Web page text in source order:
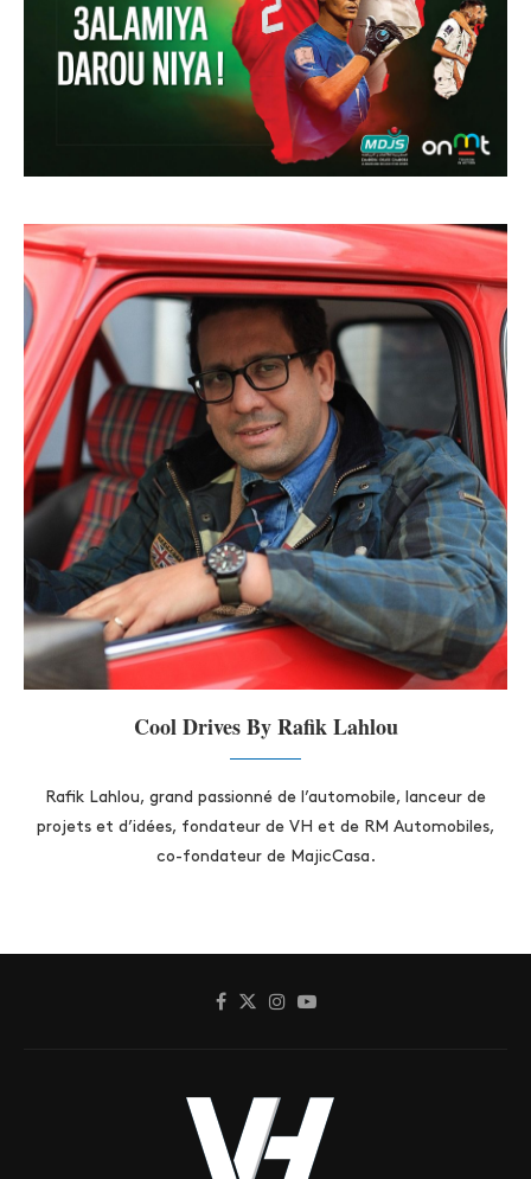
Cool Drives By Rafik Lahlou
Rafik Lahlou, grand passionné de l’automobile, lanceur de
projets et d’idées, fondateur de VH et de RM Automobiles,
co-fondateur de MajicCasa.